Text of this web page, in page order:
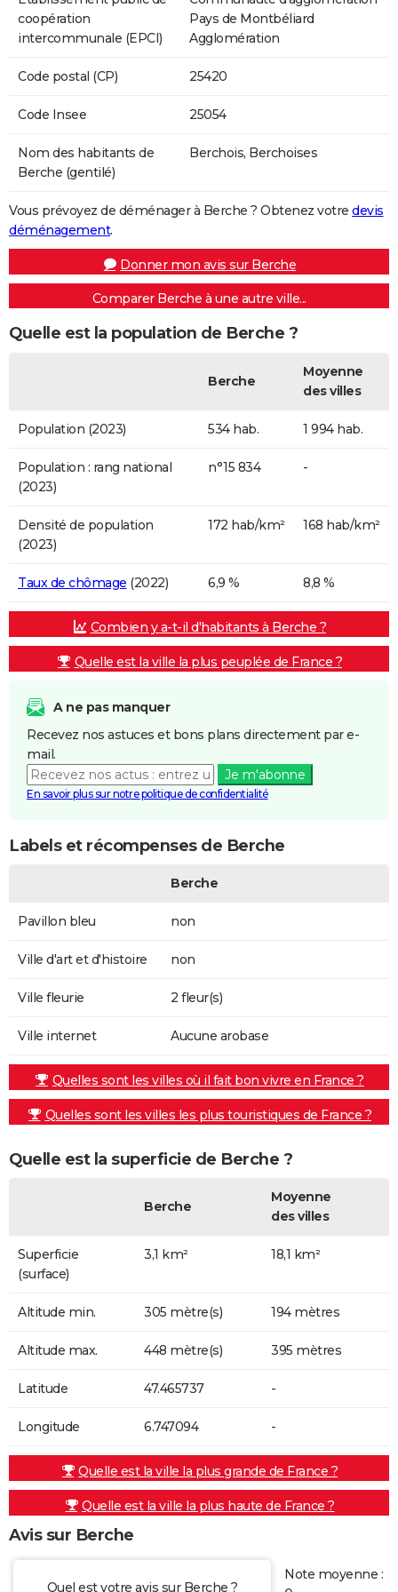
coopération
intercommunale (EPCI)
Pays de Montbéliard
Agglomération
Code postal (CP) 25420
Code Insee 25054
Nom des habitants de
Berche (gentilé)
Berchois, Berchoises
Vous prévoyez de déménager à Berche ? Obtenez votre devis
déménagement.
Donner mon avis sur Berche
Comparer Berche à une autre ville...
Quelle est la population de Berche ?
Berche
Moyenne
des villes
Population (2023) 534 hab. 1 994 hab.
Population : rang national
(2023)
n°15 834 -
Densité de population
(2023)
172 hab/km² 168 hab/km²
Taux de chômage (2022) 6,9 % 8,8 %
Combien y a-t-il d'habitants à Berche ?
Quelle est la ville la plus peuplée de France ?
A ne pas manquer
Recevez nos astuces et bons plans directement par e-
mail.
Je m'abonne
En savoir plus sur notre politique de confidentialité
Labels et récompenses de Berche
Berche
Pavillon bleu non
Ville d'art et d'histoire non
Ville fleurie 2 fleur(s)
Ville internet Aucune arobase
Quelles sont les villes où il fait bon vivre en France ?
Quelles sont les villes les plus touristiques de France ?
Quelle est la superficie de Berche ?
Berche
Moyenne
des villes
Superficie
(surface)
3,1 km² 18,1 km²
Altitude min. 305 mètre(s) 194 mètres
Altitude max. 448 mètre(s) 395 mètres
Latitude 47.465737 -
Longitude 6.747094 -
Quelle est la ville la plus grande de France ?
Quelle est la ville la plus haute de France ?
Avis sur Berche
Quel est votre avis sur Berche ?
Note moyenne :